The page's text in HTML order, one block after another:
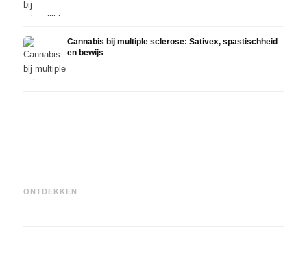
Cannabis bij multiple sclerose: Sativex, spastischheid
en bewijs
ONTDEKKEN
Epidiolex en de huidige stand